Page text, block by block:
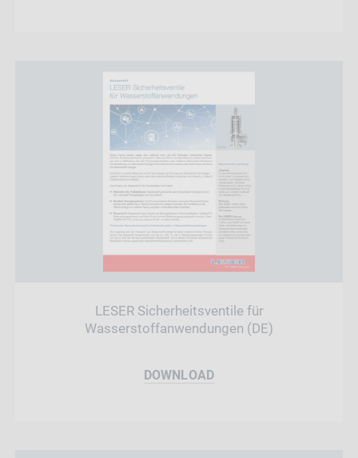
LESER Sicherheitsventile für
Wasserstoffanwendungen (DE)
DOWNLOAD